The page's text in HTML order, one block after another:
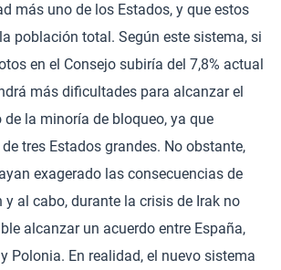
más uno de los Estados, y que estos
población total. Según este sistema, si
en el Consejo subiría del 7,8% actual
más dificultades para alcanzar el
la minoría de bloqueo, ya que
tres Estados grandes. No obstante,
exagerado las consecuencias de
al cabo, durante la crisis de Irak no
alcanzar un acuerdo entre España,
Polonia. En realidad, el nuevo sistema